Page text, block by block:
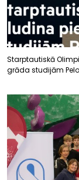
Starptautiskā
grāda studijām